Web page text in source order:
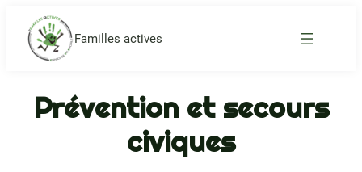
Familles actives
Prévention et secours
civiques